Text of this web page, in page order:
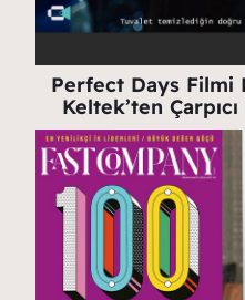
Perfect Days Filmi
Keltek’ten